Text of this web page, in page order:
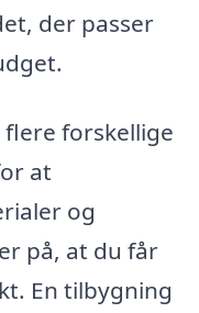
der passer
forskellige
at
og
på, at du får
En tilbygning